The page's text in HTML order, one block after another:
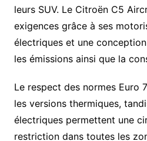
leurs SUV. Le Citroën C5
exigences grâce à ses
électriques et une
les émissions ainsi que la
Le respect des normes Euro
les versions thermiques,
électriques permettent une
restriction dans toutes les